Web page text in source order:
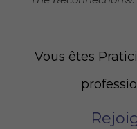
Vous êtes